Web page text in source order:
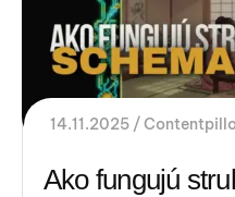
14.11.2025
Ako fungujú